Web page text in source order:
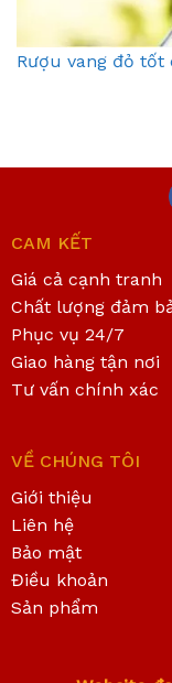
Rượu vang đỏ
CAM KẾT
Giá cả cạnh tranh
Chất lượng đảm
Phục vụ 24/7
Giao hàng tận nơi
Tư vấn chính xác
VỀ CHÚNG TÔI
Giới thiệu
Liên hệ
Bảo mật
Điều khoản
Sản phẩm